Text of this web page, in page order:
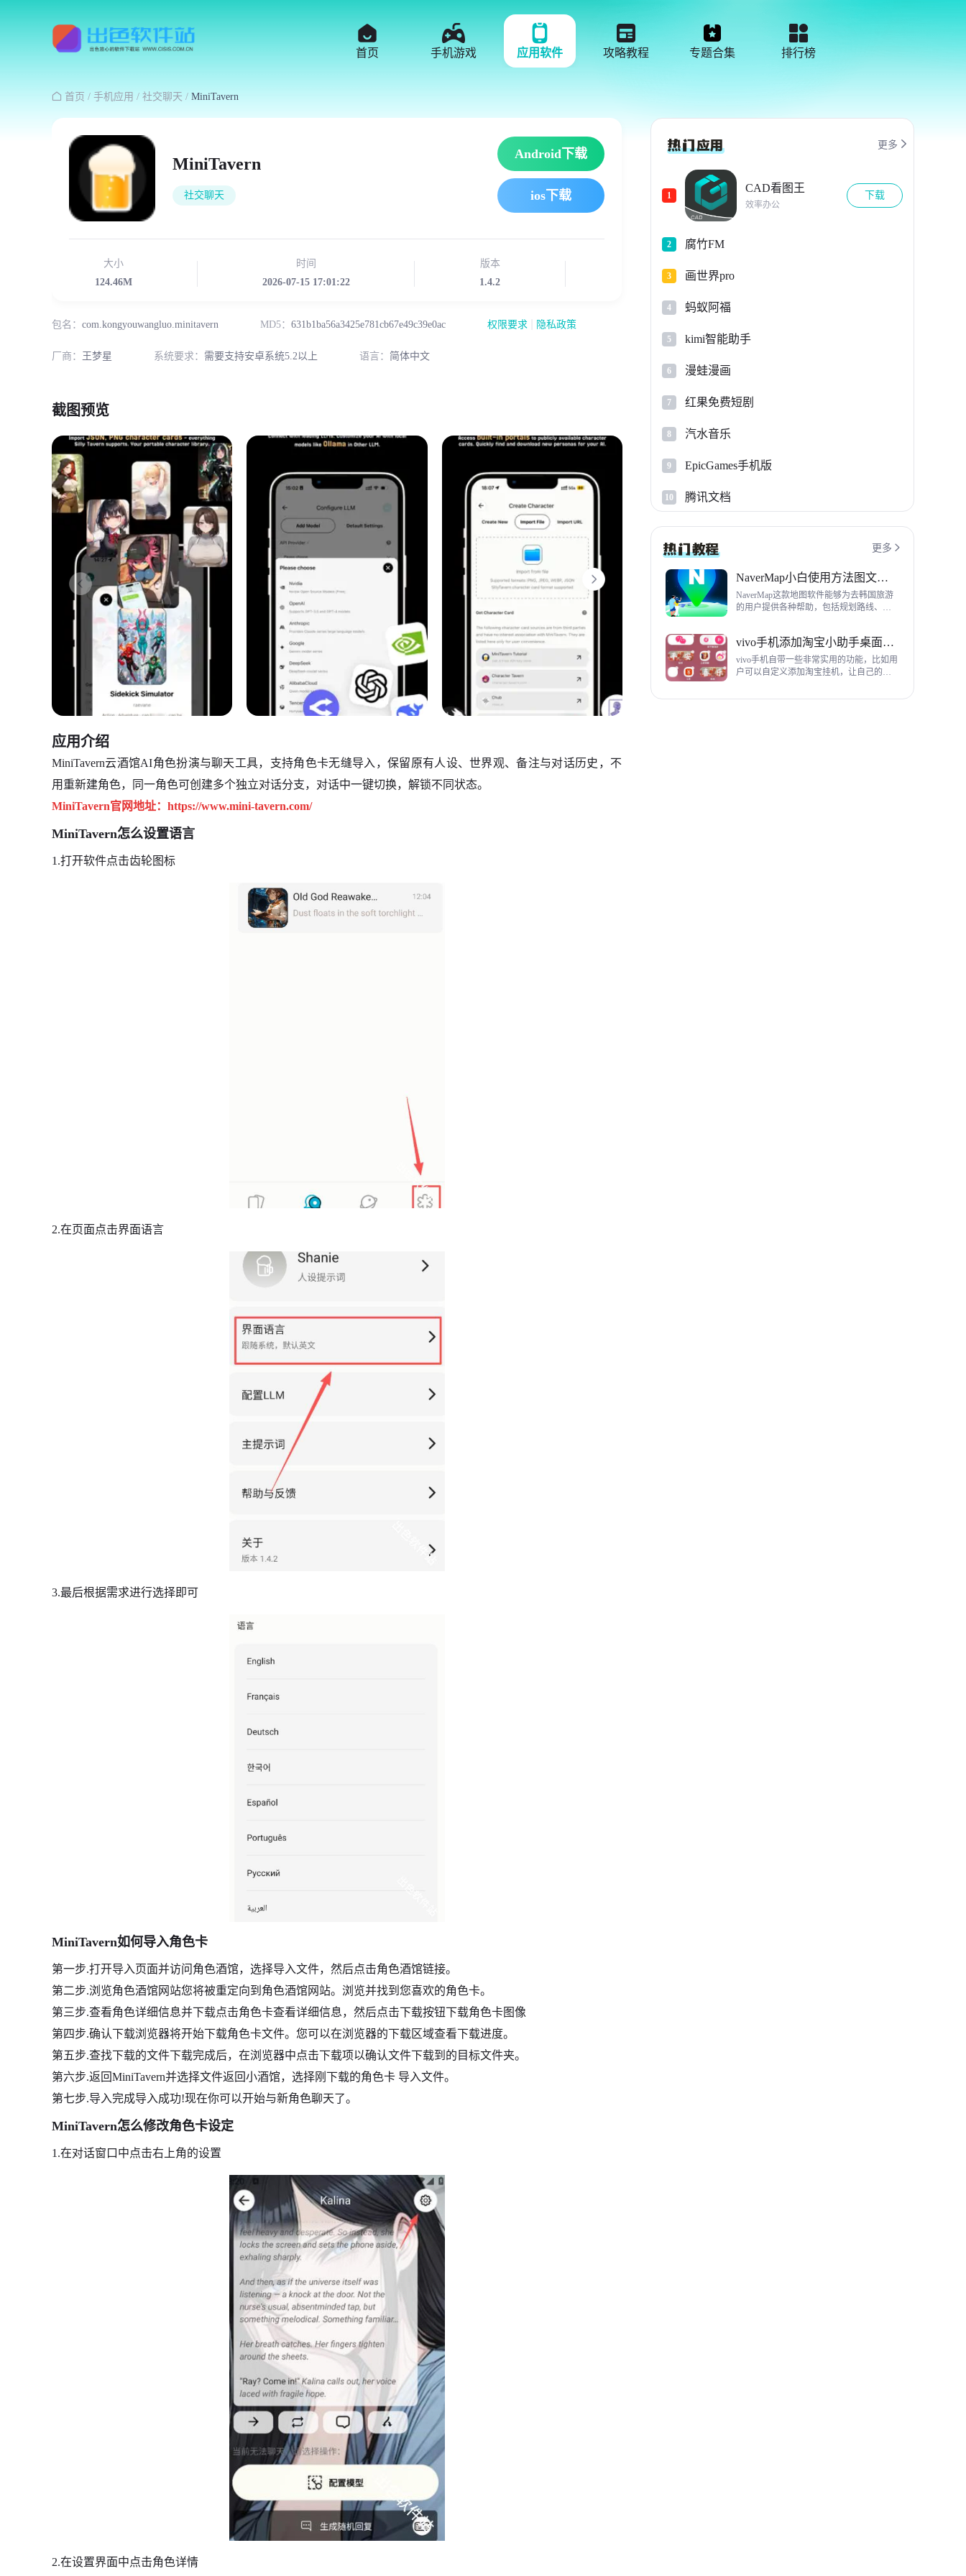
首页 手机游戏 应用软件 攻略教程 专题合集 排行榜
 首页 / 手机应用 / 社交聊天 / MiniTavern
MiniTavern
社交聊天
Android下载
ios下载
大小
124.46M
时间
2026-07-15 17:01:22
版本
1.4.2
包名： com.kongyouwangluo.minitavern MD5： 631b1ba56a3425e781cb67e49c39e0ac 权限要求 隐私政策
厂商： 王梦星 系统要求： 需要支持安卓系统5.2以上 语言： 简体中文
截图预览
应用介绍
MiniTavern云酒馆AI角色扮演与聊天工具，支持角色卡无缝导入，保留原有人设、世界观、备注与对话历史，不
用重新建角色，同一角色可创建多个独立对话分支，对话中一键切换，解锁不同状态。
MiniTavern官网地址：https://www.mini-tavern.com/
MiniTavern怎么设置语言
1.打开软件点击齿轮图标
2.在页面点击界面语言
3.最后根据需求进行选择即可
MiniTavern如何导入角色卡
第一步.打开导入页面并访问角色酒馆，选择导入文件，然后点击角色酒馆链接。
第二步.浏览角色酒馆网站您将被重定向到角色酒馆网站。浏览并找到您喜欢的角色卡。
第三步.查看角色详细信息并下载点击角色卡查看详细信息，然后点击下载按钮下载角色卡图像
第四步.确认下载浏览器将开始下载角色卡文件。您可以在浏览器的下载区域查看下载进度。
第五步.查找下载的文件下载完成后，在浏览器中点击下载项以确认文件下载到的目标文件夹。
第六步.返回MiniTavern并选择文件返回小酒馆，选择刚下载的角色卡 导入文件。
第七步.导入完成导入成功!现在你可以开始与新角色聊天了。
MiniTavern怎么修改角色卡设定
1.在对话窗口中点击右上角的设置
2.在设置界面中点击角色详情
更多 
1
CAD看图王
效率办公
下载
2 腐竹FM
3 画世界pro
4 蚂蚁阿福
5 kimi智能助手
6 漫蛙漫画
7 红果免费短剧
8 汽水音乐
9 EpicGames手机版
10 腾讯文档
更多 
NaverMap小白使用方法图文教程
NaverMap这款地图软件能够为去韩国旅游
的用户提供各种帮助，包括规划路线、导
教程，希望对各位有帮助。
vivo手机添加淘宝小助手桌面挂件方法
vivo手机自带一些非常实用的功能，比如用
户可以自定义添加淘宝挂机，让自己的购
相当方便，下面为大家带来添加淘宝小助